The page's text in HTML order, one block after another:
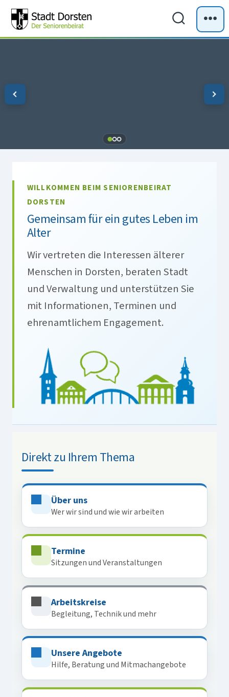
Zum
Inhalt
Suche
ein-/
WILLKOMMEN BEIM SENIORENBEIRAT
DORSTEN
Gemeinsam für ein gutes Leben im
Alter
Wir vertreten die Interessen älterer
Menschen in Dorsten, beraten Stadt
und Verwaltung und unterstützen Sie
mit Informationen, Terminen und
ehrenamtlichem Engagement.
Direkt zu Ihrem Thema
Über uns
Wer wir sind und wie wir arbeiten
Termine
Sitzungen und Veranstaltungen
Arbeitskreise
Begleitung, Technik und mehr
Unsere Angebote
Hilfe, Beratung und Mitmachangebote